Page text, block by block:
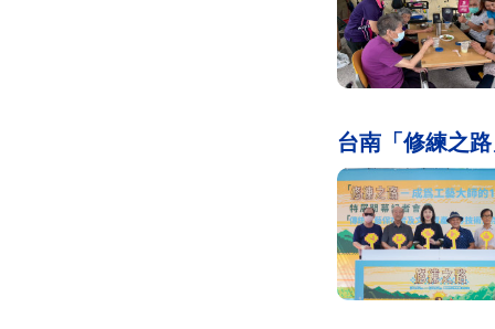
台南「修練之